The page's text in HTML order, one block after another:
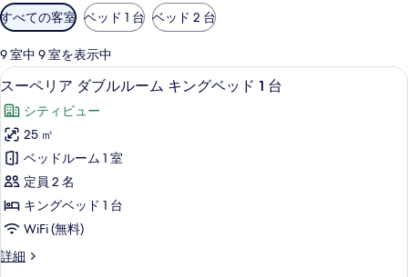
利
用
可
能
な
客
室
の
絞
り
込
み
条
すべての客室 ベッド 1 台 ベッド 2 台
9 室中 9 室を表示中
ス
ー
ペ
リ
ア
ダ
ブ
ル
ル
高級寝具、ミニバー、セーフティボ
9
スーペリア ダブルルーム キングベッド 1 台
シティビュー
25 ㎡
ベッドルーム 1 室
定員 2 名
キングベッド 1 台
WiFi (無料)
詳細
ス